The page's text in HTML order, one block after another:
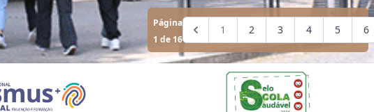
Página
1 de 16
1 2 3 4 5 6